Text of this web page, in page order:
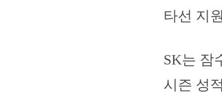
타선 지
SK는 잠
시즌 성